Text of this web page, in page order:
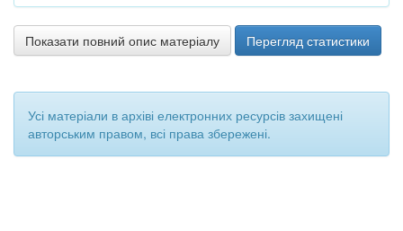
Показати повний опис матеріалу Перегляд статистики
Усі матеріали в архіві електронних ресурсів захищені
авторським правом, всі права збережені.